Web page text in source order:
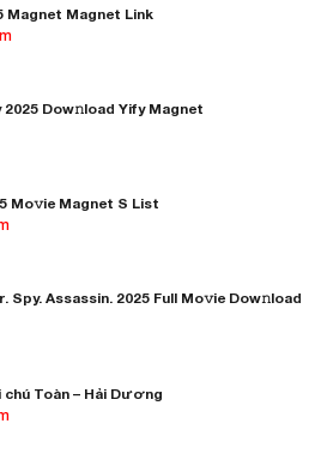
Magnet Magnet Link
2025 Dow𝚗load Yify Magnet
Mo𝚟ie Magnet S List
Spy. Assassin. 2025 Full Mo𝚟ie Dow𝚗load
Toàn – Hải Dương